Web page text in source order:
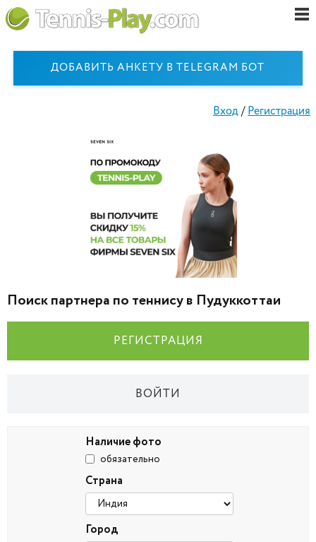
ДОБАВИТЬ АНКЕТУ В TELEGRAM БОТ
Вход/Регистрация
Поиск партнера по теннису в Пудуккоттаи
РЕГИСТРАЦИЯ
ВОЙТИ
Наличие фото
обязательно
Страна
Город